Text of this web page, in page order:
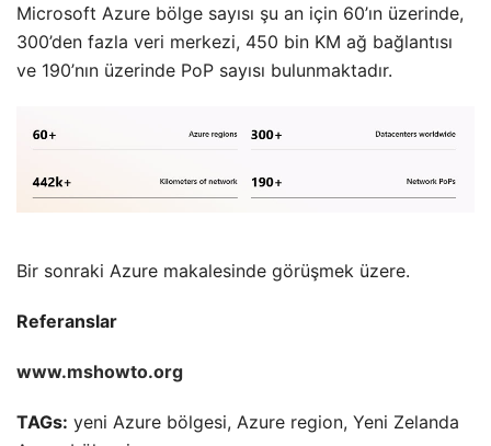
Microsoft Azure bölge sayısı şu an için 60’ın üzerinde,
300’den fazla veri merkezi, 450 bin KM ağ bağlantısı
ve 190’nın üzerinde PoP sayısı bulunmaktadır.
Bir sonraki Azure makalesinde görüşmek üzere.
Referanslar
www.mshowto.org
TAGs: yeni Azure bölgesi, Azure region, Yeni Zelanda